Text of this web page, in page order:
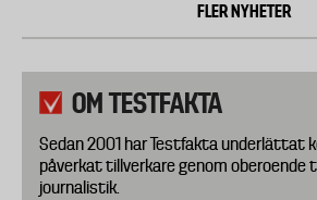
FLER NYHETER
OM TESTFAKTA
Sedan 2001 har Testfakta underlättat
påverkat tillverkare genom oberoende
journalistik.